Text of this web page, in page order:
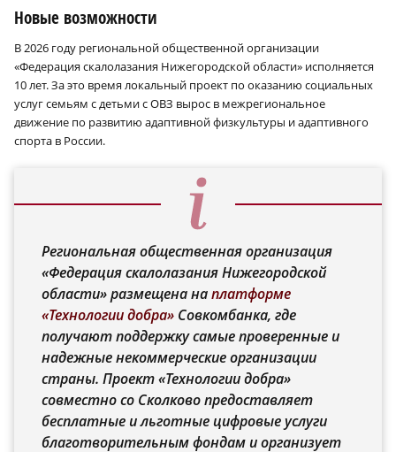
Новые возможности
В 2026 году региональной общественной организации
«Федерация скалолазания Нижегородской области» исполняется
10 лет. За это время локальный проект по оказанию социальных
услуг семьям с детьми с ОВЗ вырос в межрегиональное
движение по развитию адаптивной физкультуры и адаптивного
спорта в России.
Региональная общественная организация
«Федерация скалолазания Нижегородской
области» размещена наплатформе
«Технологии добра» Совкомбанка, где
получают поддержку самые проверенные и
надежные некоммерческие организации
страны. Проект «Технологии добра»
совместно со Сколково предоставляет
бесплатные и льготные цифровые услуги
благотворительным фондам и организует